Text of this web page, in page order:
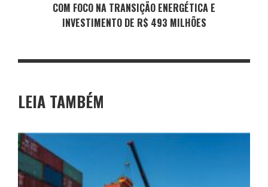
COM FOCO NA TRANSIÇÃO ENERGÉTICA E
INVESTIMENTO DE R$ 493 MILHÕES
LEIA TAMBÉM